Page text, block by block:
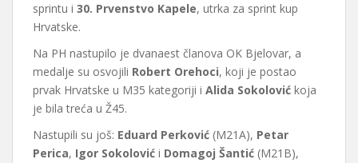
sprintu i 30. Prvenstvo Kapele, utrka za sprint kup
Hrvatske.
Na PH nastupilo je dvanaest članova OK Bjelovar, a
medalje su osvojili Robert Orehoci, koji je postao
prvak Hrvatske u M35 kategoriji i Alida Sokolović koja
je bila treća u Ž45.
Nastupili su još: Eduard Perković (M21A), Petar
Perica, Igor Sokolović i Domagoj Šantić (M21B),